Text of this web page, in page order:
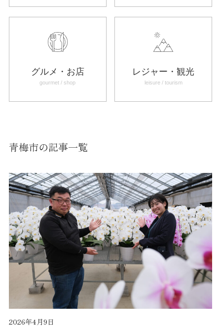
グルメ・お店
gourmet / shop
レジャー・観光
leisure / tourism
青梅市の記事一覧
2026年4月9日